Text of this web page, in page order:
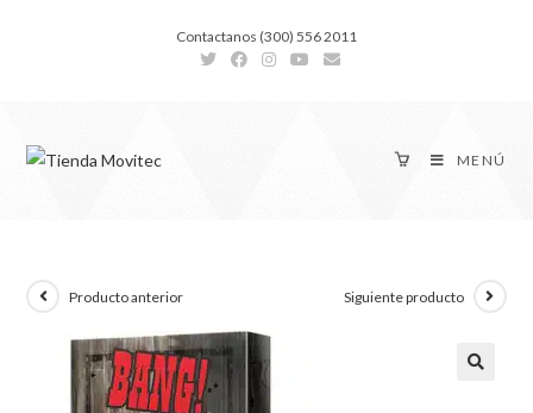
Contactanos (300) 556 2011
MENÚ
Producto anterior Siguiente producto